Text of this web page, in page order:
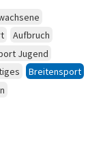
Aufbruch
Jugend
Breitensport